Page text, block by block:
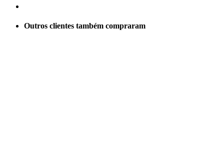
Outros clientes também compraram